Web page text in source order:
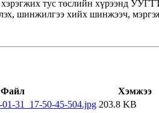
тус төслийн хүрээнд
шинжилгээ хийх шинжээч,
Файл Хэмжээ
31_17-50-45-504.jpg 203.8 KB